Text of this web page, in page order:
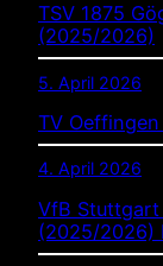
TSV 1875
(2025/2026)
5. April 2026
TV
4. April 2026
VfB
(2025/2026)